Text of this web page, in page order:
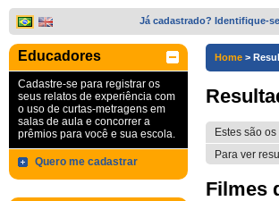
Já cadastrado? Identifique-se
Educadores
Cadastre-se para registrar os
seus relatos de experiência com
o uso de curtas-metragens em
salas de aula e concorrer a
prêmios para você e sua escola.
Quero me cadastrar
Home >
Estes são os
Para ver
Filmes